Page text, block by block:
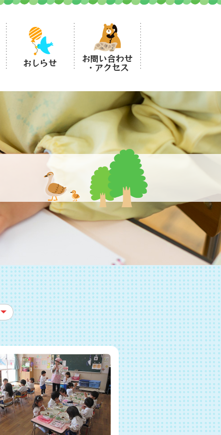
おしらせ お問い合わせ
・アクセス